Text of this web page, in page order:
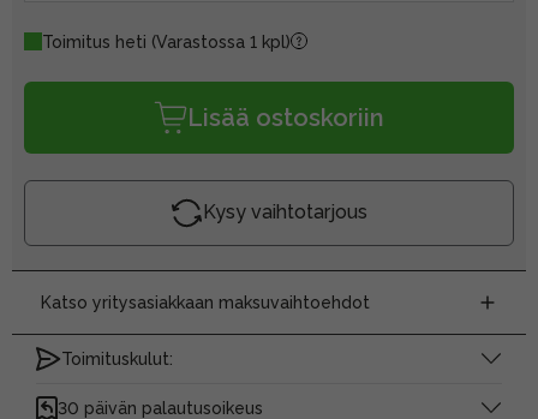
Toimitus heti (Varastossa 1 kpl)
Lisää ostoskoriin
Kysy vaihtotarjous
Katso yritysasiakkaan maksuvaihtoehdot
Toimituskulut:
30 päivän palautusoikeus